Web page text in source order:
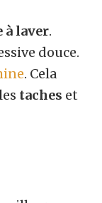
à laver.
douce.
. Cela
taches et